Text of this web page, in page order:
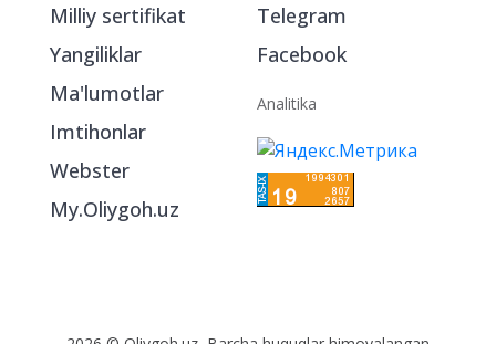
Milliy sertifikat
Yangiliklar
Ma'lumotlar
Imtihonlar
Webster
My.Oliygoh.uz
Telegram
Facebook
Analitika